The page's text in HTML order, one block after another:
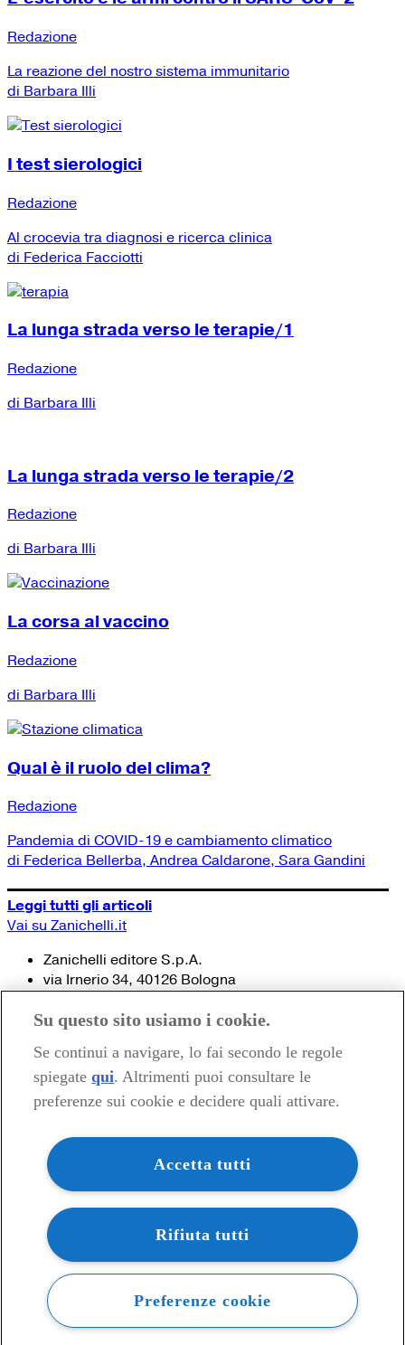
Redazione
La reazione del nostro sistema immunitario
di Barbara Illi
I test sierologici
Redazione
Al crocevia tra diagnosi e ricerca clinica
di Federica Facciotti
La lunga strada verso le terapie/1
Redazione
di Barbara Illi
La lunga strada verso le terapie/2
Redazione
di Barbara Illi
La corsa al vaccino
Redazione
di Barbara Illi
Qual è il ruolo del clima?
Redazione
Pandemia di COVID-19 e cambiamento climatico
di Federica Bellerba, Andrea Caldarone, Sara Gandini
Leggi tutti gli articoli
Vai su Zanichelli.it
Zanichelli editore S.p.A.
via Irnerio 34, 40126 Bologna
Tel. 051- 293.111 / 245.024
© 2020 Zanichelli Editore spa
Contatti e recapiti
my.zanichelli.it
Filiali e agenzie
Acquisti: informazioni precontrattuali
Area stampa
Privacy
Su questo sito usiamo i cookie.
Se continui a navigare, lo fai secondo le regole
spiegate qui. Altrimenti puoi consultare le
preferenze sui cookie e decidere quali attivare.
Accetta tutti
Rifiuta tutti
Preferenze cookie